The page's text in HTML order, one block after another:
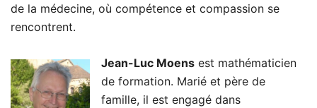
de la médecine, où compétence et compassion se
rencontrent.
Jean-Luc Moens est mathématicien
de formation. Marié et père de
famille, il est engagé dans